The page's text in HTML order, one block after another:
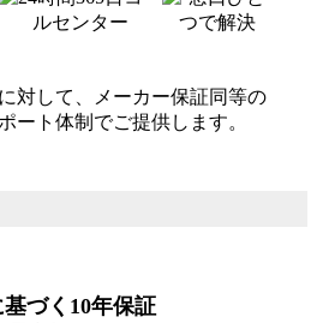
対して、メーカー保証同等の
ート体制でご提供します。
づく10年保証